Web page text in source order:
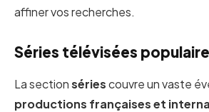
affiner vos recherches.
Séries télévisées
La sectionsériescouvre un vaste
productions françaises et